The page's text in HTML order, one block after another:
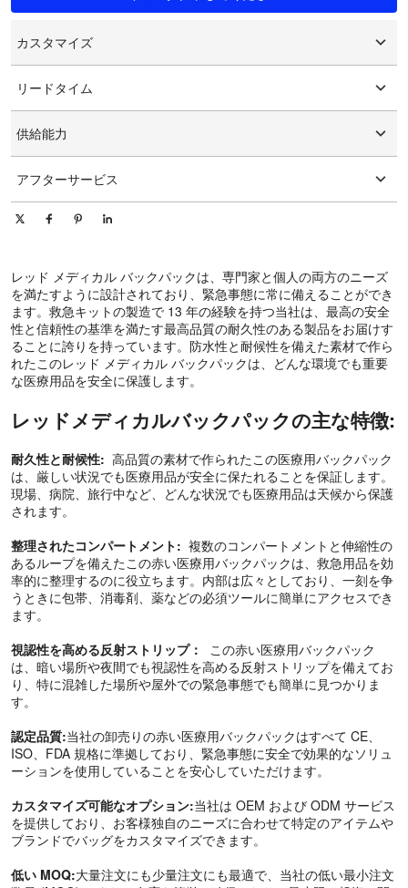
カスタマイズ
カスタマイズされたパッケージング
リードタイム
供給能力
アフターサービス
レッド メディカル バックパックは、専門家と個人の両方のニーズ
を満たすように設計されており、緊急事態に常に備えることができ
ます。救急キットの製造で 13 年の経験を持つ当社は、最高の安全
性と信頼性の基準を満たす最高品質の耐久性のある製品をお届けす
ることに誇りを持っています。防水性と耐候性を備えた素材で作ら
れたこのレッド メディカル バックパックは、どんな環境でも重要
な医療用品を安全に保護します。
レッドメディカルバックパックの主な特徴:
耐久性と耐候性: 高品質の素材で作られたこの医療用バックパック
は、厳しい状況でも医療用品が安全に保たれることを保証します。
現場、病院、旅行中など、どんな状況でも医療用品は天候から保護
されます。
整理されたコンパートメント: 複数のコンパートメントと伸縮性の
あるループを備えたこの赤い医療用バックパックは、救急用品を効
率的に整理するのに役立ちます。内部は広々としており、一刻を争
うときに包帯、消毒剤、薬などの必須ツールに簡単にアクセスでき
ます。
視認性を高める反射ストリップ： この赤い医療用バックパック
は、暗い場所や夜間でも視認性を高める反射ストリップを備えてお
り、特に混雑した場所や屋外での緊急事態でも簡単に見つかりま
す。
認定品質:当社の卸売りの赤い医療用バックパックはすべて CE、
ISO、FDA 規格に準拠しており、緊急事態に安全で効果的なソリュ
ーションを使用していることを安心していただけます。
カスタマイズ可能なオプション:当社は OEM および ODM サービス
を提供しており、お客様独自のニーズに合わせて特定のアイテムや
ブランドでバッグをカスタマイズできます。
低い MOQ:大量注文にも少量注文にも最適で、当社の低い最小注文